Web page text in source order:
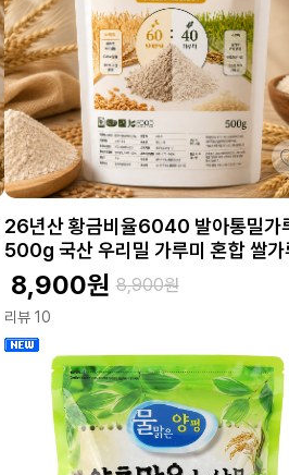
26년산 황금비율6040 발아통밀가
500g 국산 우리밀 가루미 혼합 쌀가
8,900원 8,900원
리뷰 10